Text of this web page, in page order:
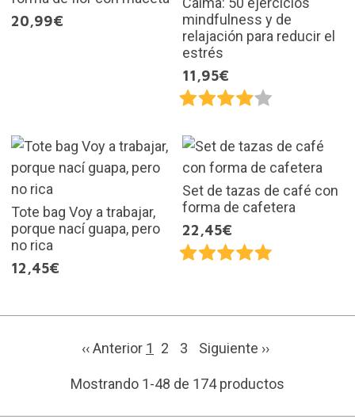
20,99€
mindfulness y de
relajación para reducir el
estrés
11,95€
Tote bag Voy a trabajar,
porque nací guapa, pero
no rica
12,45€
Set de tazas de café con
forma de cafetera
22,45€
‹‹ Anterior 1 2 3 Siguiente ››
Mostrando 1-48 de 174 productos